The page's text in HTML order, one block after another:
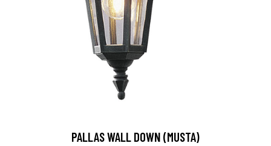
PALLAS WALL DOWN (MUSTA)